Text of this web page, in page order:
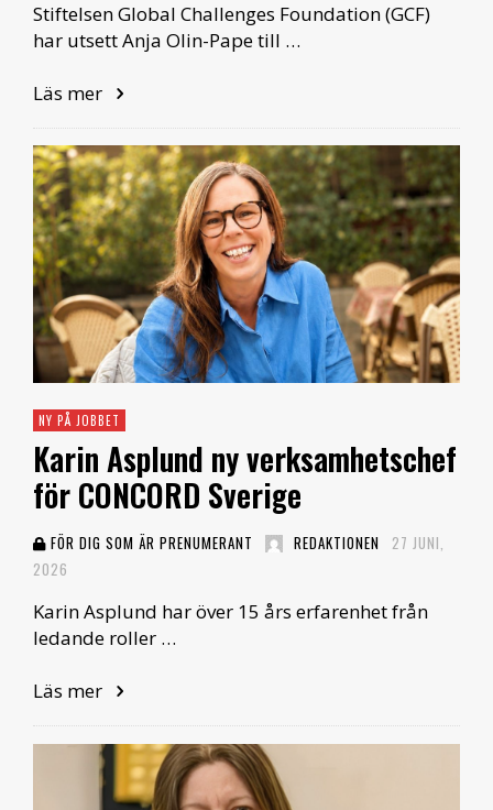
Stiftelsen Global Challenges Foundation (GCF)
har utsett Anja Olin-Pape till …
Läs mer
NY PÅ JOBBET
Karin Asplund ny verksamhetschef
för CONCORD Sverige
FÖR DIG SOM ÄR PRENUMERANT REDAKTIONEN
27 JUNI,
2026
Karin Asplund har över 15 års erfarenhet från
ledande roller …
Läs mer